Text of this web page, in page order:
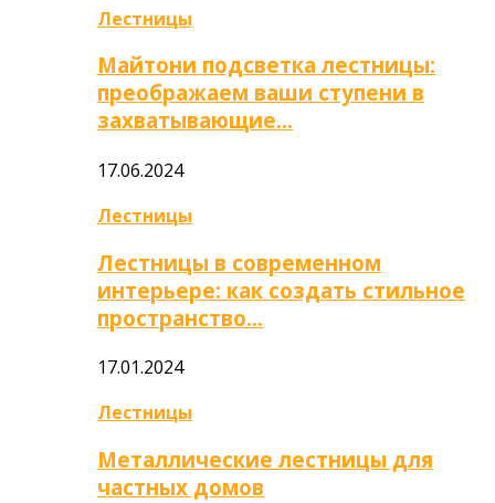
Лестницы
Майтони подсветка лестницы:
преображаем ваши ступени в
захватывающие…
17.06.2024
Лестницы
Лестницы в современном
интерьере: как создать стильное
пространство…
17.01.2024
Лестницы
Металлические лестницы для
частных домов